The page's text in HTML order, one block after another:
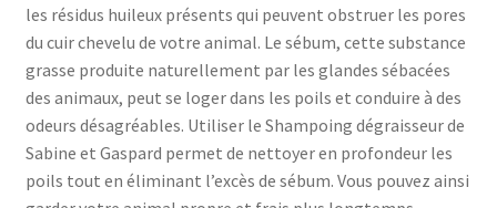
les résidus huileux présents qui peuvent obstruer les pores
du cuir chevelu de votre animal. Le sébum, cette substance
grasse produite naturellement par les glandes sébacées
des animaux, peut se loger dans les poils et conduire à des
odeurs désagréables. Utiliser le Shampoing dégraisseur de
Sabine et Gaspard permet de nettoyer en profondeur les
poils tout en éliminant l’excès de sébum. Vous pouvez ainsi